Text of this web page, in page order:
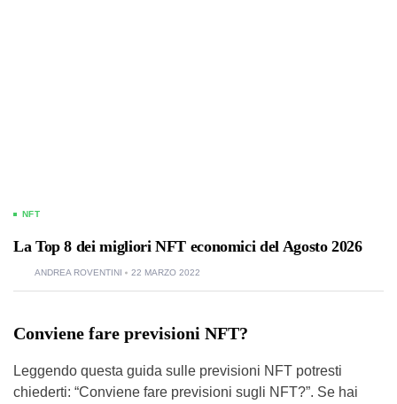
NFT
La Top 8 dei migliori NFT economici del Agosto 2026
ANDREA ROVENTINI 22 MARZO 2022
Conviene fare previsioni NFT?
Leggendo questa guida sulle previsioni NFT potresti
chiederti: “Conviene fare previsioni sugli NFT?”. Se hai